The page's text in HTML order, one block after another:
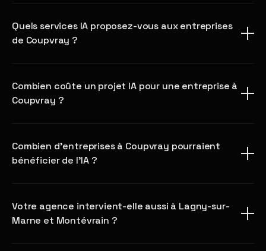
Quels services IA proposez-vous aux entreprises
de Coupvray ?
Combien coûte un projet IA pour une entreprise à
Coupvray ?
Combien d'entreprises à Coupvray pourraient
bénéficier de l'IA ?
Votre agence intervient-elle aussi à Lagny-sur-
Marne et Montévrain ?